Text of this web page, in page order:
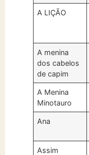
A LIÇÃO
A menina
dos cabelos
de capim
A Menina
Minotauro
Ana
Assim